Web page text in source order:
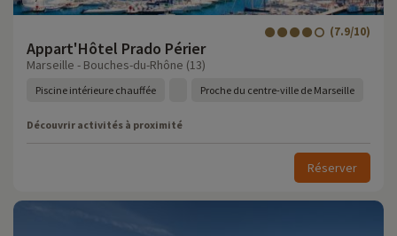
Appart'Hôtel Prado Périer
(7.9/10)
Marseille - Bouches-du-Rhône (13)
Piscine intérieure chauffée Proche du centre-ville de Marseille
Découvrir activités à proximité
Réserver